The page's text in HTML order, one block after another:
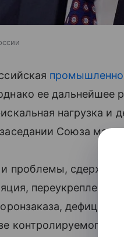
ее дальнейшее
нагрузка и
Союза
и проблемы,
дефицит
контролируемого